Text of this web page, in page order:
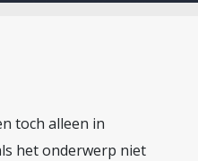
toch alleen in
het onderwerp niet